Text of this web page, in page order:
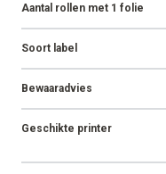
Aantal rollen met 1 folie
Soort label
Bewaaradvies
Geschikte printer